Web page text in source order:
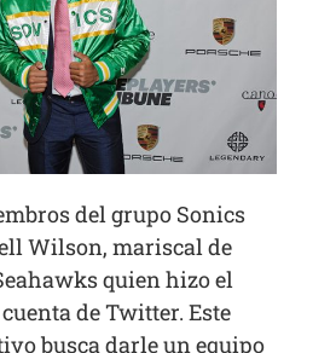
del grupo Sonics
Wilson, mariscal de
quien hizo el
de Twitter. Este
busca darle un equipo